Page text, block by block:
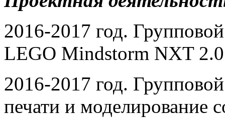
2016-2017 год.
LEGO Mindstorm NXT 2.0
2016-2017 год.
печати и моделирование